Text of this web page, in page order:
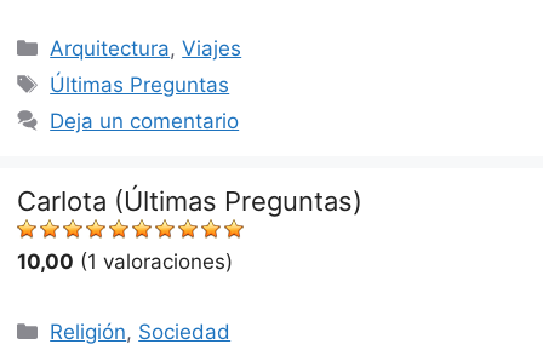
Categorías
Arquitectura,Viajes
Etiquetas
Últimas Preguntas
Deja un comentario
Carlota (Últimas Preguntas)
10,00 (1 valoraciones)
Categorías
Religión, Sociedad